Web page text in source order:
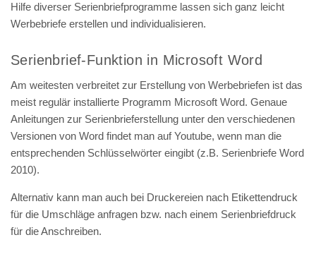
Hilfe diverser Serienbriefprogramme lassen sich ganz leicht
Werbebriefe erstellen und individualisieren.
Serienbrief-Funktion in Microsoft Word
Am weitesten verbreitet zur Erstellung von Werbebriefen ist das
meist regulär installierte Programm Microsoft Word. Genaue
Anleitungen zur Serienbrieferstellung unter den verschiedenen
Versionen von Word findet man auf Youtube, wenn man die
entsprechenden Schlüsselwörter eingibt (z.B. Serienbriefe Word
2010).
Alternativ kann man auch bei Druckereien nach Etikettendruck
für die Umschläge anfragen bzw. nach einem Serienbriefdruck
für die Anschreiben.